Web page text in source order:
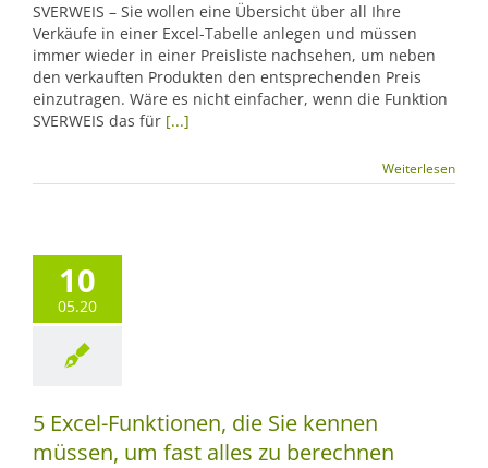
SVERWEIS – Sie wollen eine Übersicht über all Ihre
Verkäufe in einer Excel-Tabelle anlegen und müssen
immer wieder in einer Preisliste nachsehen, um neben
den verkauften Produkten den entsprechenden Preis
einzutragen. Wäre es nicht einfacher, wenn die Funktion
SVERWEIS das für [...]
Weiterlesen
10
05.20
5 Excel-Funktionen, die Sie kennen
müssen, um fast alles zu berechnen